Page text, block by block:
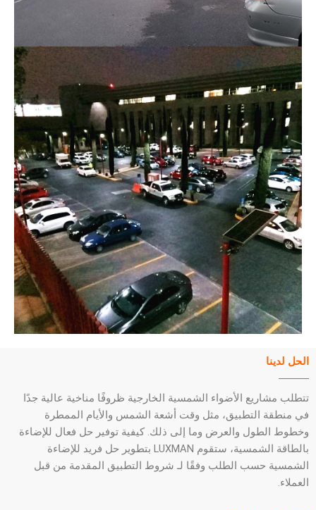
الحل لدينا
تتطلب مشاريع الأضواء الشمسية الخارجية ظروفًا مناخية عالية جدًا
في منطقة التطبيق، مثل وقت أشعة الشمس والأيام الممطرة
وخطوط الطول والعرض وما إلى ذلك. كيفية توفير حل فعال للإضاءة
بالطاقة الشمسية، ستقوم LUXMAN بتطوير حل فريد للإضاءة
الشمسية حسب الطلب وفقًا لـ شروط التطبيق المقدمة من قبل
العملاء.